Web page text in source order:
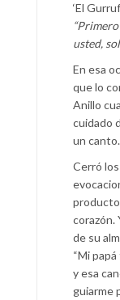
‘El
usted,
En esa
que lo
Anillo
cuidado
un canto.
Cerró
corazón.
de su
“Mi
y esa
guiarme